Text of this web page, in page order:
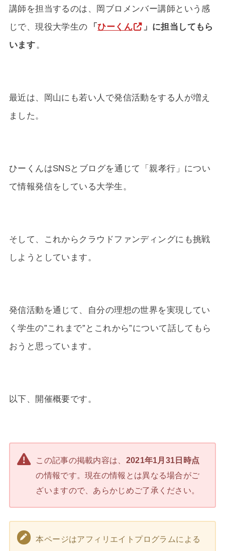
講師を担当するのは、岡ブロメンバー講師という感
じで、現役大学生の
「ひーくん
」に担当してもら
います 。
最近は、岡山にも若い人で発信活動をする人が増え
ました。
ひーくんはSNSとブログを通じて「親孝行」につい
て情報発信をしている大学生。
そして、これからクラウドファンディングにも挑戦
しようとしています。
発信活動を通じて、自分の理想の世界を実現してい
く学生の”これまで”とこれから”について話してもら
おうと思っています。
以下、開催概要です。
この記事の掲載内容は、 2021年1月31日時点
の情報です。現在の情報とは異なる場合がご
ざいますので、あらかじめご了承ください。
本ページはアフィリエイトプログラムによる